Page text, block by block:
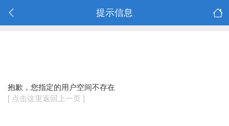
提示信息
抱歉，您指定的用户空间不存在
[ 点击这里返回上一页 ]